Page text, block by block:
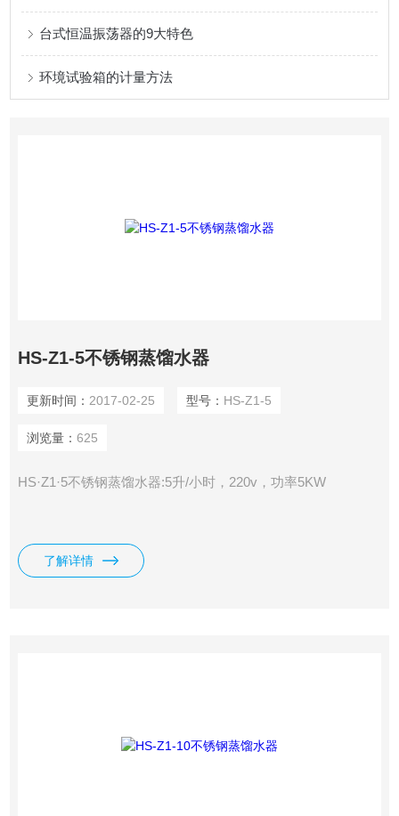
台式恒温振荡器的9大特色
环境试验箱的计量方法
HS-Z1-5不锈钢蒸馏水器
更新时间： 2017-02-25 型号： HS-Z1-5
浏览量： 625
HS·Z1·5不锈钢蒸馏水器:5升/小时，220v，功率5KW
了解详情